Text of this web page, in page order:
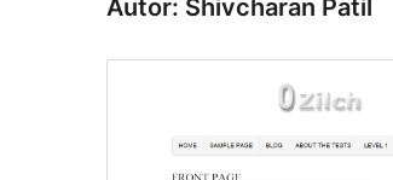
Autor: Shivcharan Patil